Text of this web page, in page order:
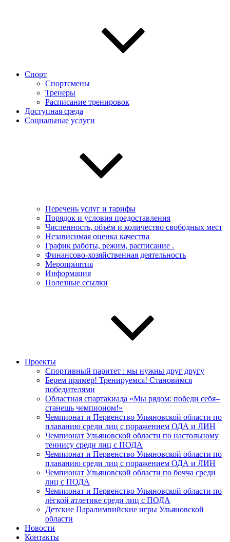
Спорт
Спортсмены
Тренеры
Расписание тренировок
Доступная среда
Социальные услуги
Перечень услуг и тарифы
Порядок и условия предоставления
Численность, объём и количество свободных мест
Независимая оценка качества
График работы, режим, расписание .
Финансово-хозяйственная деятельность
Мероприятия
Информация
Полезные ссылки
Проекты
Спортивный паритет : мы нужны друг другу
Берем пример! Тренируемся! Становимся
победителями
Областная спартакиада «Мы рядом: победи себя–
станешь чемпионом!»
Чемпионат и Первенство Ульяновской области по
плаванию среди лиц с поражением ОДА и ЛИН
Чемпионат Ульяновской области по настольному
теннису среди лиц с ПОДА
Чемпионат и Первенство Ульяновской области по
плаванию среди лиц с поражением ОДА и ЛИН
Чемпионат Ульяновской области по бочча среди
лиц с ПОДА
Чемпионат и Первенство Ульяновской области по
лёгкой атлетике среди лиц с ПОДА
Детские Паралимпийские игры Ульяновской
области
Новости
Контакты